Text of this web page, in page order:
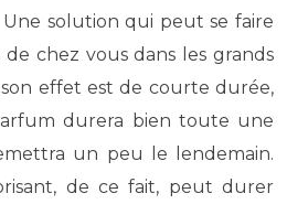
solution qui peut se faire
chez vous dans les grands
son effet est de courte durée,
durera bien toute une
un peu le lendemain.
de ce fait, peut durer